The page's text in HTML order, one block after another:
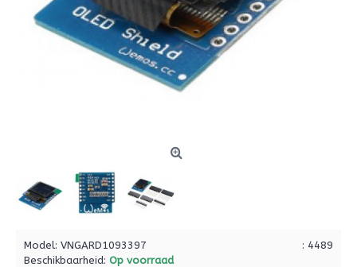
: 4489
Model: VNGARD1093397
Beschikbaarheid: Op voorraad